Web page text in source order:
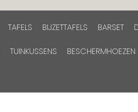
TAFELS BIJZETTAFELS BARSET
TUINKUSSENS BESCHERMHOEZEN